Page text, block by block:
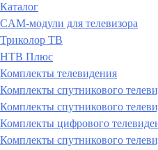
Каталог
CAM-модули для телевизора
Триколор ТВ
НТВ Плюс
Комплекты телевидения
Комплекты спутникового
Комплекты спутникового
Комплекты цифрового
Комплекты спутникового